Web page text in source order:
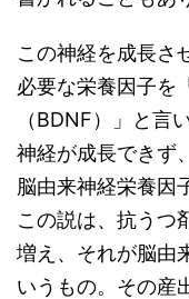
この神経を成長さ
必要な栄養因子を
（BDNF）」と言
神経が成長できず
脳由来神経栄養因
この説は、抗うつ
増え、それが脳由
いうもの。その産